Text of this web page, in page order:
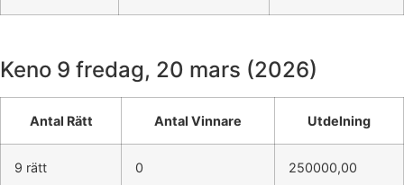
Keno 9 fredag, 20 mars (2026)
Antal Rätt Antal Vinnare Utdelning
9 rätt 0 250000,00